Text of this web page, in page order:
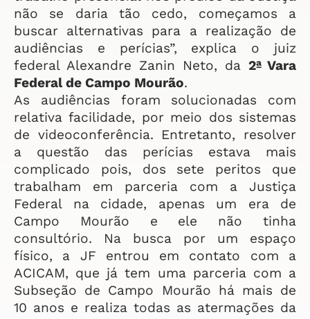
não se daria tão cedo, começamos a
buscar alternativas para a realização de
audiências e perícias”, explica o juiz
federal Alexandre Zanin Neto, da 2ª Vara
Federal de Campo Mourão.
As audiências foram solucionadas com
relativa facilidade, por meio dos sistemas
de videoconferência. Entretanto, resolver
a questão das perícias estava mais
complicado pois, dos sete peritos que
trabalham em parceria com a Justiça
Federal na cidade, apenas um era de
Campo Mourão e ele não tinha
consultório. Na busca por um espaço
físico, a JF entrou em contato com a
ACICAM, que já tem uma parceria com a
Subseção de Campo Mourão há mais de
10 anos e realiza todas as atermações da